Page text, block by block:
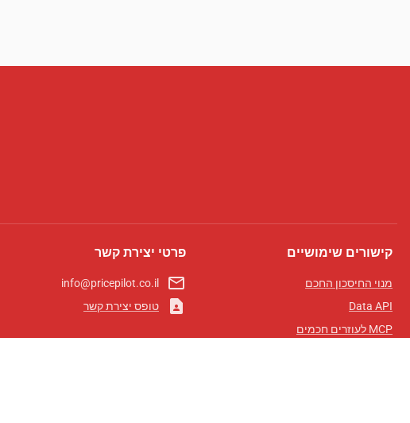
קישורים שימושיים
מנוי החיסכון החכם
Data API
MCP לעוזרים חכמים
פרטי יצירת קשר
mail_outline
info@pricepilot.co.il
contact_page טופס יצירת קשר